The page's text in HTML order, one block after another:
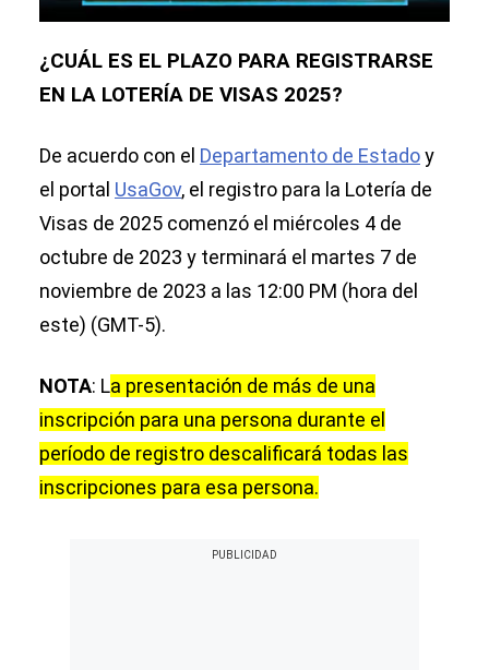
¿CUÁL ES EL PLAZO PARA REGISTRARSE
EN LA LOTERÍA DE VISAS 2025?
De acuerdo con el Departamento de Estadoy
el portal UsaGov, el registro para la Lotería de
Visas de 2025 comenzó el miércoles 4 de
octubre de 2023 y terminará el martes 7 de
noviembre de 2023 a las 12:00 PM (hora del
este) (GMT-5).
NOTA: La presentación de más de una
inscripción para una persona durante el
período de registro descalificará todas las
inscripciones para esa persona.